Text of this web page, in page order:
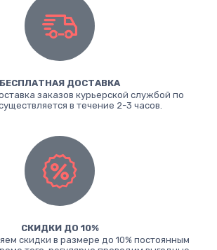
БЕСПЛАТНАЯ ДОСТАВКА
заказов курьерской службой по
в течение 2-3 часов.
СКИДКИ ДО 10%
скидки в размере до 10% постоянным